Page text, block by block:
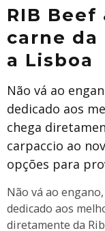
RIB
carne
a Lisboa
Não vá ao
dedicado aos
chega
carpaccio ao
opções para
Não vá ao
dedicado aos
diretamente da